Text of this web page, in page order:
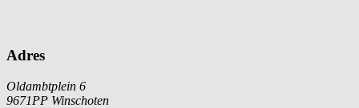
Adres
Oldambtplein 6
9671PP Winschoten